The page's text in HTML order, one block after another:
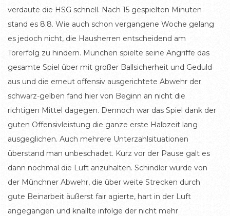
verdaute die HSG schnell. Nach 15 gespielten Minuten
stand es 8:8. Wie auch schon vergangene Woche gelang
es jedoch nicht, die Hausherren entscheidend am
Torerfolg zu hindern. München spielte seine Angriffe das
gesamte Spiel über mit großer Ballsicherheit und Geduld
aus und die erneut offensiv ausgerichtete Abwehr der
schwarz-gelben fand hier von Beginn an nicht die
richtigen Mittel dagegen. Dennoch war das Spiel dank der
guten Offensivleistung die ganze erste Halbzeit lang
ausgeglichen. Auch mehrere Unterzahlsituationen
überstand man unbeschadet. Kurz vor der Pause galt es
dann nochmal die Luft anzuhalten. Schindler wurde von
der Münchner Abwehr, die über weite Strecken durch
gute Beinarbeit äußerst fair agierte, hart in der Luft
angegangen und knallte infolge der nicht mehr